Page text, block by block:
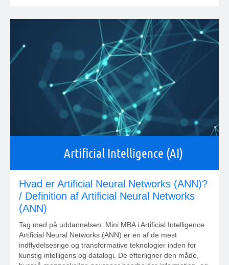
Artificial Intelligence (AI)
Hvad er Artificial Neural Networks (ANN)?
/ Definition af Artificial Neural Networks
(ANN)
Tag med på uddannelsen: Mini MBA i Artificial Intelligence
Artificial Neural Networks (ANN) er en af de mest
indflydelsesrige og transformative teknologier inden for
kunstig intelligens og datalogi. De efterligner den måde,